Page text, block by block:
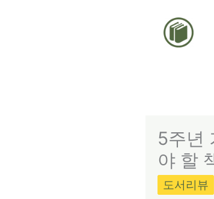
5주년
야 할
도서리뷰